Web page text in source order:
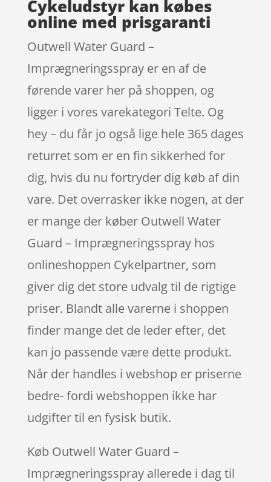
Cykeludstyr kan købes
online med prisgaranti
Outwell Water Guard –
Imprægneringsspray er en af de
førende varer her på shoppen, og
ligger i vores varekategori Telte. Og
hey – du får jo også lige hele 365 dages
returret som er en fin sikkerhed for
dig, hvis du nu fortryder dig køb af din
vare. Det overrasker ikke nogen, at der
er mange der køber Outwell Water
Guard – Imprægneringsspray hos
onlineshoppen Cykelpartner, som
giver dig det store udvalg til de rigtige
priser. Blandt alle varerne i shoppen
finder mange det de leder efter, det
kan jo passende være dette produkt.
Når der handles i webshop er priserne
bedre- fordi webshoppen ikke har
udgifter til en fysisk butik.
Køb Outwell Water Guard –
Imprægneringsspray allerede i dag til